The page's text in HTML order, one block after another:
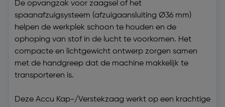
De opvangzak voor zaagsel of het
spaanafzuigsysteem (afzuigaansluiting Ø36 mm)
helpen de werkplek schoon te houden en de
ophoping van stof in de lucht te voorkomen. Het
compacte en lichtgewicht ontwerp zorgen samen
met de handgreep dat de machine makkelijk te
transporteren is.
Deze Accu Kap-/Verstekzaag werkt op een krachtige